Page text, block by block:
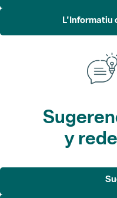
L'Informatiu
y